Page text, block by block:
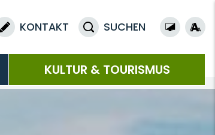
KONTAKT SUCHEN
KULTUR & TOURISMUS